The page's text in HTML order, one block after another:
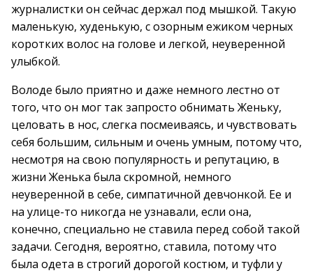
журналистки он сейчас держал под мышкой. Такую
маленькую, худенькую, с озорным ежиком черных
коротких волос на голове и легкой, неуверенной
улыбкой.
Володе было приятно и даже немного лестно от
того, что он мог так запросто обнимать Женьку,
целовать в нос, слегка посмеиваясь, и чувствовать
себя большим, сильным и очень умным, потому что,
несмотря на свою популярность и репутацию, в
жизни Женька была скромной, немного
неуверенной в себе, симпатичной девчонкой. Ее и
на улице-то никогда не узнавали, если она,
конечно, специально не ставила перед собой такой
задачи. Сегодня, вероятно, ставила, потому что
была одета в строгий дорогой костюм, и туфли у